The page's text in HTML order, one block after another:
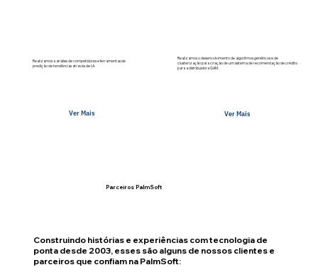
Parceiros PalmSoft
Construindo histórias e experiências com tecnologia de
ponta desde 2003, esses são alguns de nossos clientes e
parceiros que confiam na PalmSoft:
Realizamos o desenvolvimento de algoritmos genéticos e de
clusterização para criação de um sistema de recomendação de crédito
para a distribuidora GAM.
Ver Mais
Realizamos a análise de competidores e ferramentas de
predição de tendências através de I.A.
Ver Mais